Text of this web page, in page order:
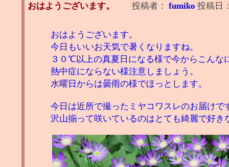
おはようございます。 投稿者： fumiko 投稿日
おはようございます。
今日もいいお天気で暑くなりますね。
３０℃以上の真夏日になる様で今からこんな
熱中症にならない様注意しましょう。
水曜日からは曇雨の様でほっとします。
今日は近所で撮ったミヤコワスレのお届けで
沢山揃って咲いているのはとても綺麗で好き